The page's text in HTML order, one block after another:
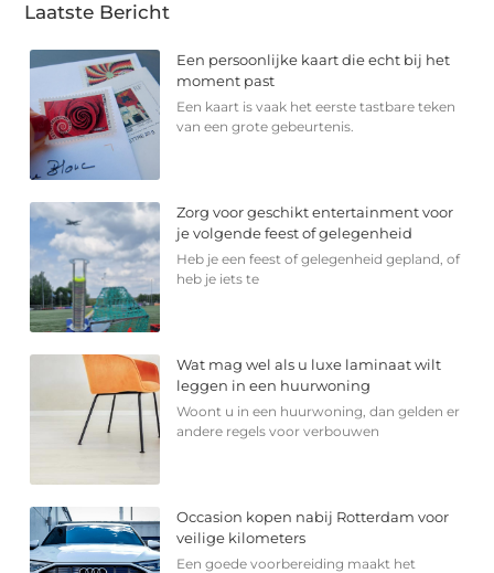
Laatste Bericht
Een persoonlijke kaart die echt bij het
moment past
Een kaart is vaak het eerste tastbare teken
van een grote gebeurtenis.
Zorg voor geschikt entertainment voor
je volgende feest of gelegenheid
Heb je een feest of gelegenheid gepland, of
heb je iets te
Wat mag wel als u luxe laminaat wilt
leggen in een huurwoning
Woont u in een huurwoning, dan gelden er
andere regels voor verbouwen
Occasion kopen nabij Rotterdam voor
veilige kilometers
Een goede voorbereiding maakt het